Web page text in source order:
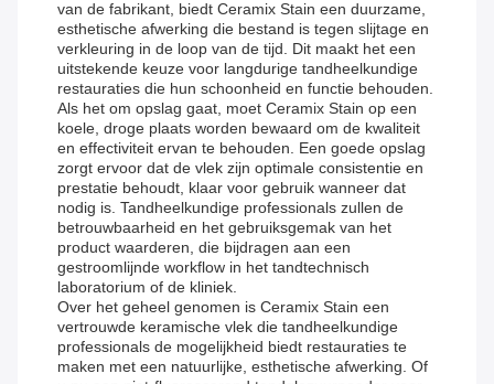
van de fabrikant, biedt Ceramix Stain een duurzame,
esthetische afwerking die bestand is tegen slijtage en
verkleuring in de loop van de tijd. Dit maakt het een
uitstekende keuze voor langdurige tandheelkundige
restauraties die hun schoonheid en functie behouden.
Als het om opslag gaat, moet Ceramix Stain op een
koele, droge plaats worden bewaard om de kwaliteit
en effectiviteit ervan te behouden. Een goede opslag
zorgt ervoor dat de vlek zijn optimale consistentie en
prestatie behoudt, klaar voor gebruik wanneer dat
nodig is. Tandheelkundige professionals zullen de
betrouwbaarheid en het gebruiksgemak van het
product waarderen, die bijdragen aan een
gestroomlijnde workflow in het tandtechnisch
laboratorium of de kliniek.
Over het geheel genomen is Ceramix Stain een
vertrouwde keramische vlek die tandheelkundige
professionals de mogelijkheid biedt restauraties te
maken met een natuurlijke, esthetische afwerking. Of